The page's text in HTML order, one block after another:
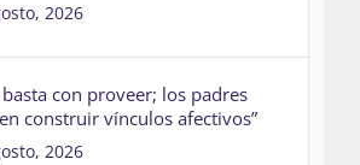
2026
basta con proveer; los padres
construir vínculos afectivos”
2026